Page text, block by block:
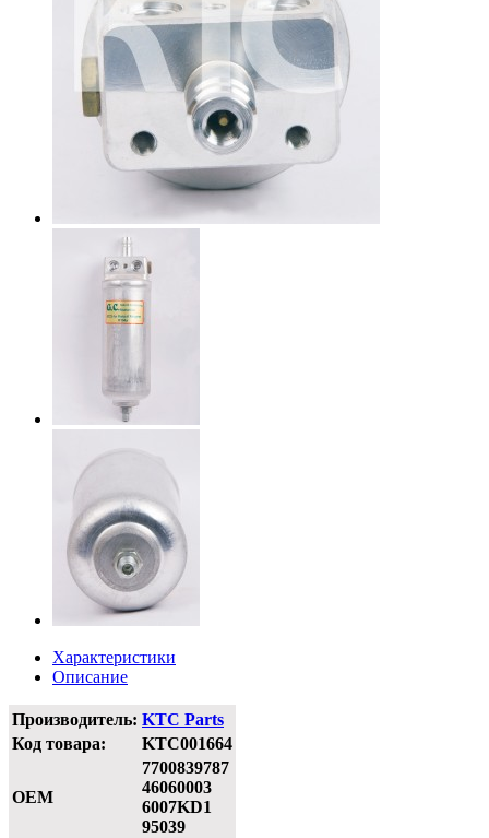
Характеристики
Описание
Производитель: KTC Parts
Код товара:
KTC001664
OEM
7700839787
46060003
6007KD1
95039